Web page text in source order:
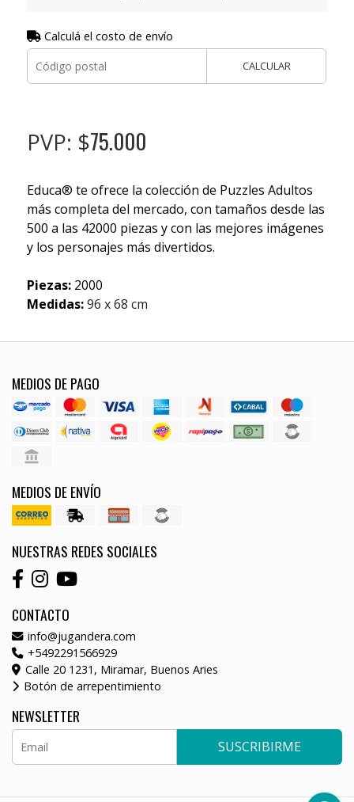
Calculá el costo de envío
CALCULAR
PVP: $75.000
Educa® te ofrece la colección de Puzzles Adultos
más completa del mercado, con tamaños desde las
500 a las 42000 piezas y con las mejores imágenes
y los personajes más divertidos.
Piezas:2000
Medidas: 96 x 68 cm
MEDIOS DE PAGO
MEDIOS DE ENVÍO
NUESTRAS REDES SOCIALES
CONTACTO
info@jugandera.com
+5492291566929
Calle 20 1231, Miramar, Buenos Aries
Botón de arrepentimiento
NEWSLETTER
SUSCRIBIRME